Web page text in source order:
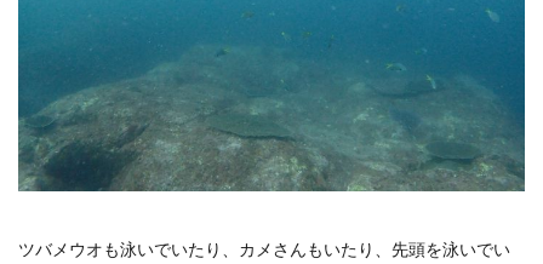
ツバメウオも泳いでいたり、カメさんもいたり、先頭を泳いでい